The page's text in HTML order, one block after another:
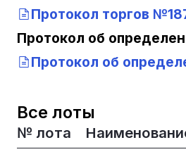
Протокол торгов
Протокол об
Протокол об
Все лоты
№ лота